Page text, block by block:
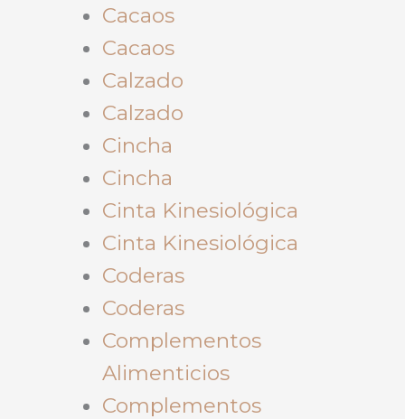
Cacaos
Cacaos
Calzado
Calzado
Cincha
Cincha
Cinta Kinesiológica
Cinta Kinesiológica
Coderas
Coderas
Complementos
Alimenticios
Complementos